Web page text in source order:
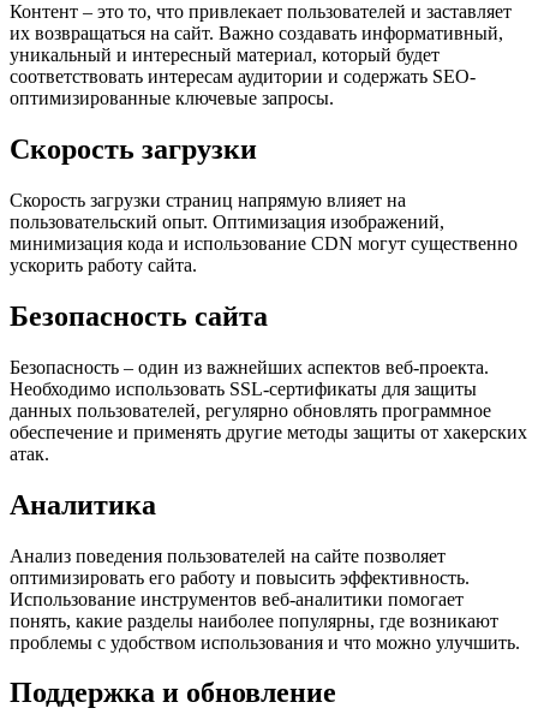
Контент – это то, что привлекает пользователей и заставляет
их возвращаться на сайт. Важно создавать информативный,
уникальный и интересный материал, который будет
соответствовать интересам аудитории и содержать SEO-
оптимизированные ключевые запросы.
Скорость загрузки
Скорость загрузки страниц напрямую влияет на
пользовательский опыт. Оптимизация изображений,
минимизация кода и использование CDN могут существенно
ускорить работу сайта.
Безопасность сайта
Безопасность – один из важнейших аспектов веб-проекта.
Необходимо использовать SSL-сертификаты для защиты
данных пользователей, регулярно обновлять программное
обеспечение и применять другие методы защиты от хакерских
атак.
Аналитика
Анализ поведения пользователей на сайте позволяет
оптимизировать его работу и повысить эффективность.
Использование инструментов веб-аналитики помогает
понять, какие разделы наиболее популярны, где возникают
проблемы с удобством использования и что можно улучшить.
Поддержка и обновление